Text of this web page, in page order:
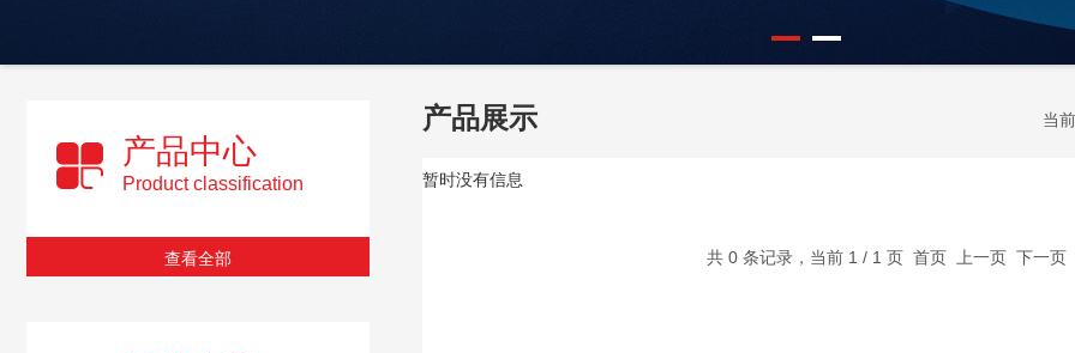
产品中心
Product classification
查看全部
产品展示 当
暂时没有信息
共 0 条记录，当前 1 / 1 页 首页 上一页 下一